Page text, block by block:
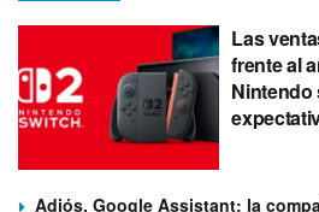
Las
frente al
Adiós, Google Assistant: la